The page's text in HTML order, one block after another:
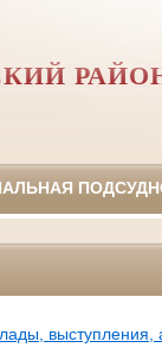
выступления,